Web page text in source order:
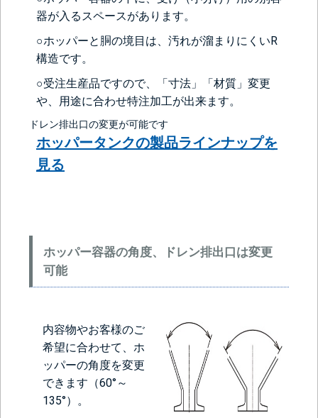
器が入るスペースがあります。
○ホッパーと胴の境目は、汚れが溜まりにくいR
構造です。
○受注生産品ですので、「寸法」「材質」変更
や、用途に合わせ特注加工が出来ます。
ドレン排出口の変更が可能です
ホッパータンクの製品ラインナップを
見る
ホッパー容器の角度、ドレン排出口は変更
可能
内容物やお客様のご
希望に合わせて、ホ
ッパーの角度を変更
できます（60°～
135°）。